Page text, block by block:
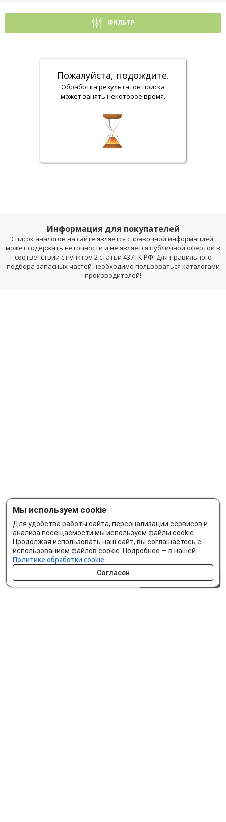
ФИЛЬТР
Пожалуйста, подождите.
Обработка результатов поиска
может занять некоторое время.
Информация для покупателей
Список аналогов на сайте является справочной информацией,
может содержать неточности и не является публичной офертой в
соответствии с пунктом 2 статьи 437 ГК РФ! Для правильного
подбора запасных частей необходимо пользоваться каталогами
производителей!
Мы используем cookie
Для удобства работы сайта, персонализации сервисов и
анализа посещаемости мы используем файлы cookie.
Продолжая использовать наш сайт, вы соглашаетесь с
использованием файлов cookie. Подробнее — в нашей
Политике обработки cookie.
Согласен